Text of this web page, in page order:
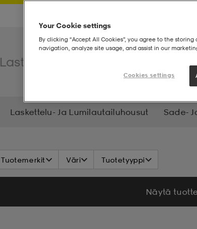
Lasten housut
Laskettelu- Ja Lumilautailuhousut Sade-
Tuotemerkit Väri Tuotetyyppi
Näytä
Your Cookie settings
By clicking “Accept All Cookies”, you agree to the
navigation, analyze site usage, and assist in our
Cookies settings